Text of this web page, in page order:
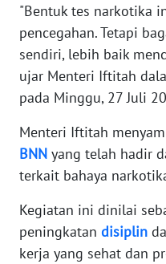
"Bentuk tes narkotika
pencegahan. Tetapi
sendiri, lebih baik
ujar Menteri Iftitah
pada Minggu, 27 Juli
Menteri Iftitah
BNN yang telah hadir
terkait bahaya
Kegiatan ini dinilai
peningkatan disiplin
kerja yang sehat dan
PEDOMAN
MEDIA
SIBER
REDAKSI
KARIR
Wahana
News
Regional